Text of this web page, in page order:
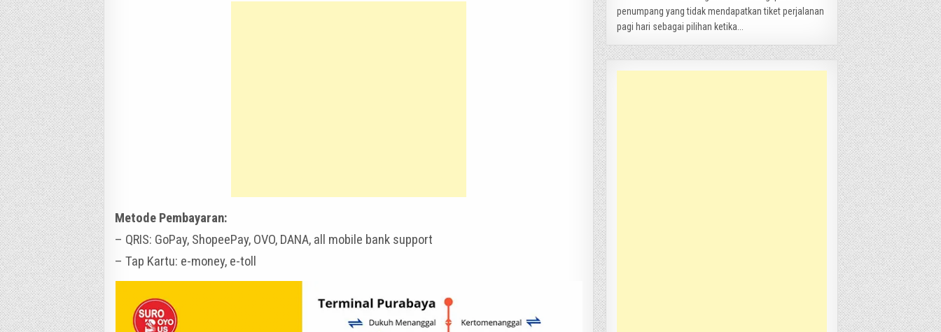
Metode Pembayaran:
– QRIS: GoPay, ShopeePay, OVO, DANA, all mobile bank support
– Tap Kartu: e-money, e-toll
penumpang yang tidak mendapatkan tiket perjalanan
pagi hari sebagai pilihan ketika...